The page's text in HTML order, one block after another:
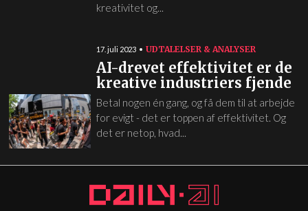
kreativitet og...
17. juli 2023 UDTALELSER & ANALYSER
AI-drevet effektivitet er de
kreative industriers fjende
Betal nogen én gang, og få dem til at arbejde
for evigt - det er toppen af effektivitet. Og
det er netop, hvad...